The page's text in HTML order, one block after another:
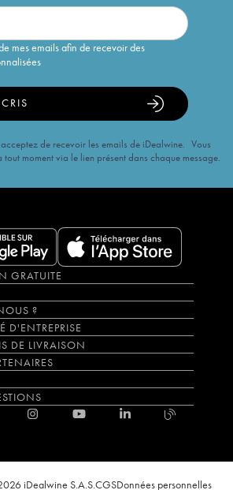
mes emails afin de recevoir des
de recevoir les emails de iDealwine. Vous
moment via le lien présent dans chaque message.
GRATUITE
?
D'ENTREPRISE
DE LIVRAISON
iDealwine S.A.S.CGSDonnées personnelles